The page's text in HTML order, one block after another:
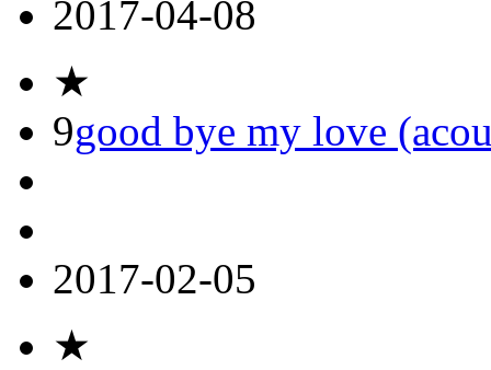
2017-04-08
★
9good bye my love
2017-02-05
★